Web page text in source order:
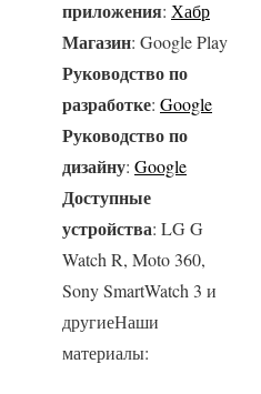
приложения: Хабр
Магазин: Google Play
Руководство по
разработке: Google
Руководство по
дизайну: Google
Доступные
устройства: LG G
Watch R, Moto 360,
Sony SmartWatch 3 и
другиеНаши
материалы: